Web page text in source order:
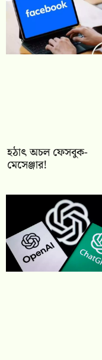
হঠাৎ অচল ফেসবুক-
মেসেঞ্জার!